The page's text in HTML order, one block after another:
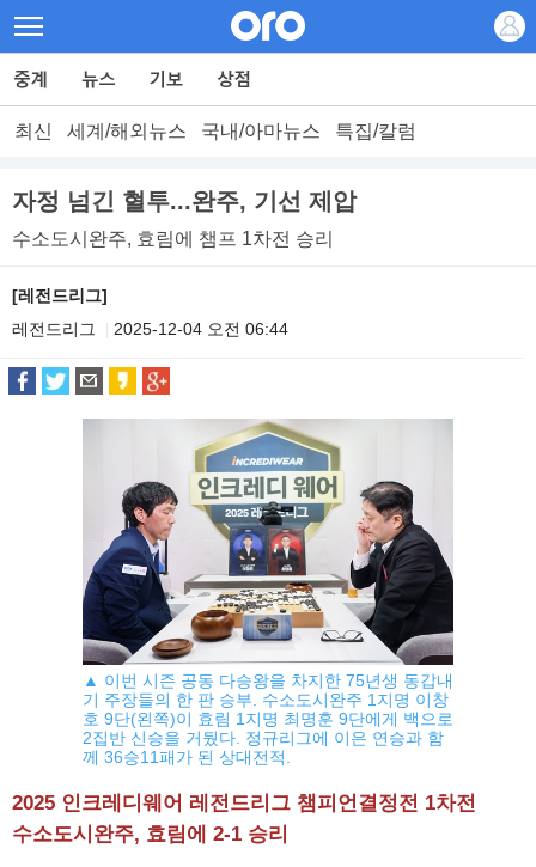
최신 세계/해외뉴스 국내/아마뉴스 특집/칼럼
자정 넘긴 혈투...완주, 기선 제압
수소도시완주, 효림에 챔프 1차전 승리
[레전드리그]
레전드리그
2025-12-04 오전 06:44
▲ 이번 시즌 공동 다승왕을 차지한 75년생 동갑내
기 주장들의 한 판 승부. 수소도시완주 1지명 이창
호 9단(왼쪽)이 효림 1지명 최명훈 9단에게 백으로
2집반 신승을 거뒀다. 정규리그에 이은 연승과 함
께 36승11패가 된 상대전적.
2025 인크레디웨어 레전드리그 챔피언결정전 1차전
수소도시완주, 효림에 2-1 승리